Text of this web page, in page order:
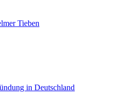
Tieben
in Deutschland